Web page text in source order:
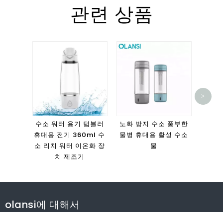
관련 상품
수소 워터 용기 텀블러
휴대용 전기 360ml 수
소 리치 워터 이온화 장
치 제조기
노화 방지 수소 풍부한
물병 휴대용 활성 수소
물
>
olansi에 대해서